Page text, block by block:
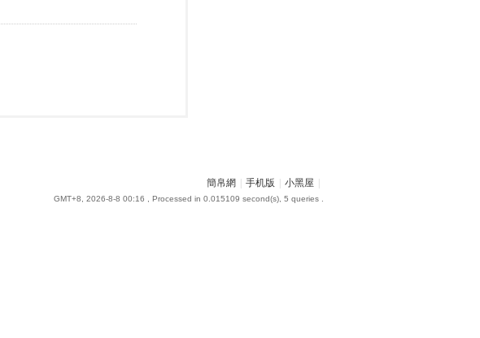
簡帛網 手机版 小黑屋
GMT+8, 2026-8-8 00:16 , Processed in 0.015109 second(s), 5 queries .